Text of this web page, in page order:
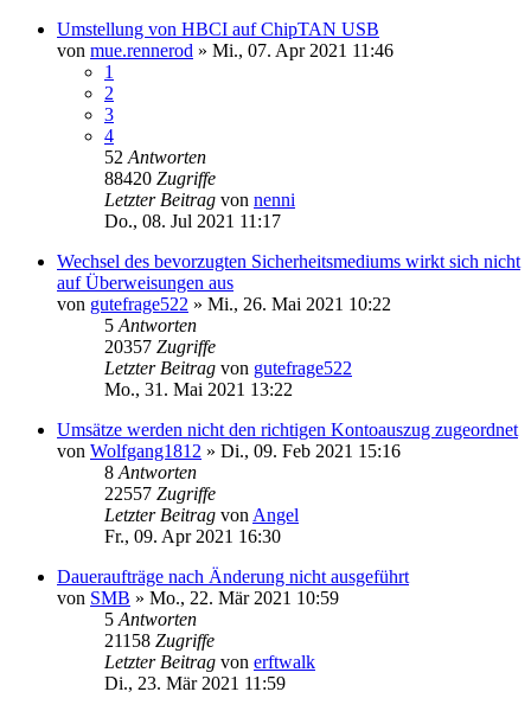
Umstellung von HBCI auf ChipTAN USB
von mue.rennerod » Mi., 07. Apr 2021 11:46
1
2
3
4
52 Antworten
88420 Zugriffe
Letzter Beitrag von nenni
Do., 08. Jul 2021 11:17
Wechsel des bevorzugten Sicherheitsmediums wirkt sich nicht
auf Überweisungen aus
von gutefrage522 » Mi., 26. Mai 2021 10:22
5 Antworten
20357 Zugriffe
Letzter Beitrag von gutefrage522
Mo., 31. Mai 2021 13:22
Umsätze werden nicht den richtigen Kontoauszug zugeordnet
von Wolfgang1812 » Di., 09. Feb 2021 15:16
8 Antworten
22557 Zugriffe
Letzter Beitrag von Angel
Fr., 09. Apr 2021 16:30
Daueraufträge nach Änderung nicht ausgeführt
von SMB » Mo., 22. Mär 2021 10:59
5 Antworten
21158 Zugriffe
Letzter Beitrag von erftwalk
Di., 23. Mär 2021 11:59